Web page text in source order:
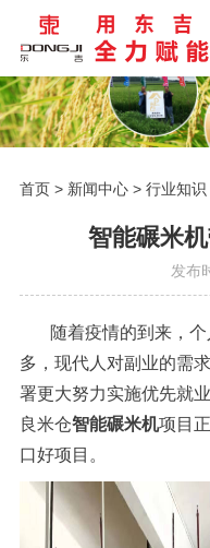
首页> 新闻中心> 行业知识
智能碾米
发布
随着疫情的到来，个
多，现代人对副业的需
署更大努力实施优先就
良米仓智能碾米机项目
口好项目。